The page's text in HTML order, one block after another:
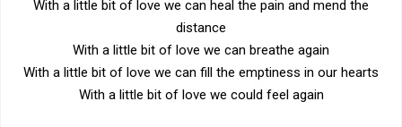
With a little bit of love we can heal the pain and mend the
distance
With a little bit of love we can breathe again
With a little bit of love we can fill the emptiness in our hearts
With a little bit of love we could feel again